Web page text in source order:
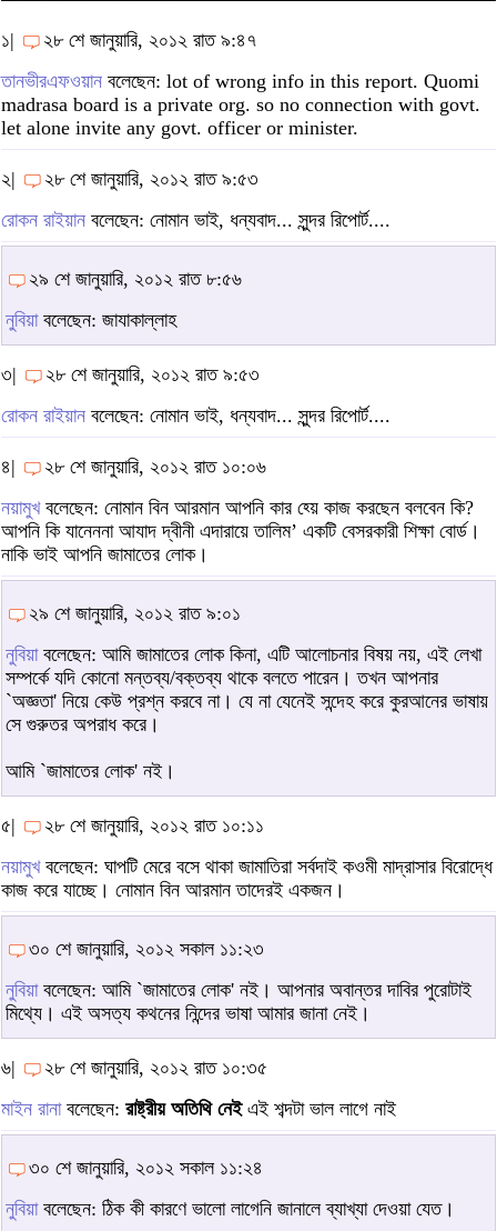
১|
২৮ শে জানুয়ারি, ২০১২ রাত ৯:৪৭
তানভীরএফওয়ান বলেছেন: lot of wrong info in this report. Quomi
madrasa board is a private org. so no connection with govt.
let alone invite any govt. officer or minister.
২|
২৮ শে জানুয়ারি, ২০১২ রাত ৯:৫৩
রোকন রাইয়ান বলেছেন: নোমান ভাই, ধন্যবাদ... সুন্দর রিপোর্ট....
২৯ শে জানুয়ারি, ২০১২ রাত ৮:৫৬
নুবিয়াবলেছেন: জাযাকাল্লাহ
৩|
২৮ শে জানুয়ারি, ২০১২ রাত ৯:৫৩
রোকন রাইয়ান বলেছেন: নোমান ভাই, ধন্যবাদ... সুন্দর রিপোর্ট....
৪|
২৮ শে জানুয়ারি, ২০১২ রাত ১০:০৬
নয়ামুখবলেছেন: নোমান বিন আরমান আপনি কার হ্য়ে কাজ করছেন বলবেন কি?
আপনি কি যানেননা আযাদ দ্বীনী এদারায়ে তালিম’ একটি বেসরকারী শিক্ষা বোর্ড।
নাকি ভাই আপনি জামাতের লোক।
২৯ শে জানুয়ারি, ২০১২ রাত ৯:০১
নুবিয়াবলেছেন: আমি জামাতের লোক কিনা, এটি আলোচনার বিষয় নয়, এই লেখা
সম্পর্কে যদি কোনো মন্তব্য/বক্তব্য থাকে বলতে পারেন। তখন আপনার
`অজ্ঞতা' নিয়ে কেউ প্রশ্ন করবে না। যে না যেনেই সন্দেহ করে কুরআনের ভাষায়
সে গুরুতর অপরাধ করে।
আমি `জামাতের লোক' নই।
৫|
২৮ শে জানুয়ারি, ২০১২ রাত ১০:১১
নয়ামুখবলেছেন: ঘাপটি মেরে বসে থাকা জামাতিরা সর্বদাই কওমী মাদ্রাসার বিরোদ্ধে
কাজ করে যাচ্ছে। নোমান বিন আরমান তাদেরই একজন।
৩০ শে জানুয়ারি, ২০১২ সকাল ১১:২৩
নুবিয়াবলেছেন: আমি `জামাতের লোক' নই। আপনার অবান্তর দাবির পুরোটাই
মিথ্যে। এই অসত্য কথনের নিন্দের ভাষা আমার জানা নেই।
৬|
২৮ শে জানুয়ারি, ২০১২ রাত ১০:৩৫
মাইন রানাবলেছেন: রাষ্ট্রীয় অতিথি নেই এই শব্দটা ভাল লাগে নাই
৩০ শে জানুয়ারি, ২০১২ সকাল ১১:২৪
নুবিয়াবলেছেন: ঠিক কী কারণে ভালো লাগেনি জানালে ব্যাখ্যা দেওয়া যেত।